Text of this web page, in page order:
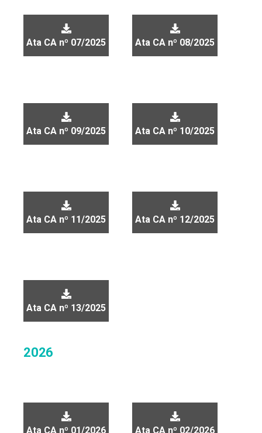
Ata CA nº 07/2025 Ata CA nº 08/2025
Ata CA nº 09/2025 Ata CA nº 10/2025
Ata CA nº 11/2025 Ata CA nº 12/2025
Ata CA nº 13/2025
2026
Ata CA nº 01/2026 Ata CA nº 02/2026